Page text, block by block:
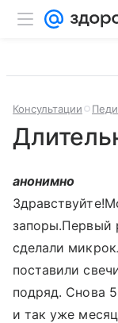
Консультации
анонимно
запоры.Первый
сделали
поставили
подряд. Снова
и так уже